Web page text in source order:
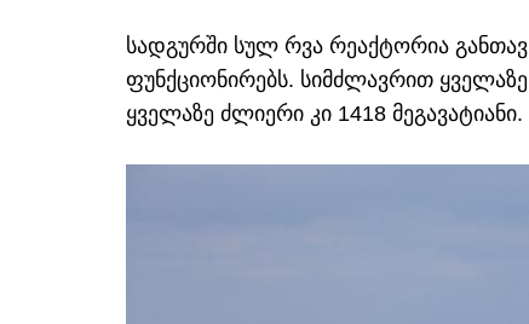
სადგურში სულ რვა რეაქტორია
ფუნქციონირებს. სიმძლავრით
ყველაზე ძლიერი კი 1418 მეგავატიანი.